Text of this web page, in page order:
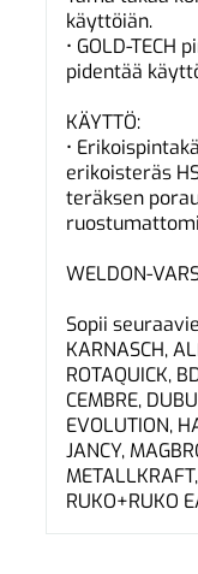
käyttöiän.
• GOLD-
pidentää
KÄYTTÖ:
•
erikoisteräs
teräksen
WELDON-
Sopii
KARNASCH,
ROTAQUICK,
CEMBRE,
EVOLUTION,
JANCY,
RUKO+RUKO